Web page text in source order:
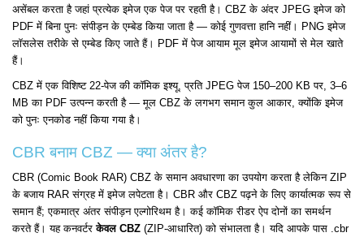
असेंबल करता है जहां प्रत्येक इमेज एक पेज पर रहती है। CBZ के अंदर JPEG इमेज को
PDF में बिना पुनः संपीड़न के एम्बेड किया जाता है — कोई गुणवत्ता हानि नहीं। PNG इमेज
लॉसलेस तरीके से एम्बेड किए जाते हैं। PDF में पेज आयाम मूल इमेज आयामों से मेल खाते
हैं।
CBZ में एक विशिष्ट 22-पेज की कॉमिक इश्यू, प्रति JPEG पेज 150–200 KB पर, 3–6
MB का PDF उत्पन्न करती है — मूल CBZ के लगभग समान कुल आकार, क्योंकि इमेज
को पुनः एनकोड नहीं किया गया है।
CBR बनाम CBZ — क्या अंतर है?
CBR (Comic Book RAR) CBZ के समान अवधारणा का उपयोग करता है लेकिन ZIP
के बजाय RAR संग्रह में इमेज लपेटता है। CBR और CBZ पढ़ने के लिए कार्यात्मक रूप से
समान हैं; एकमात्र अंतर संपीड़न एल्गोरिथम है। कई कॉमिक रीडर ऐप दोनों का समर्थन
करते हैं। यह कनवर्टरकेवल CBZ (ZIP-आधारित) को संभालता है। यदि आपके पास .cbr